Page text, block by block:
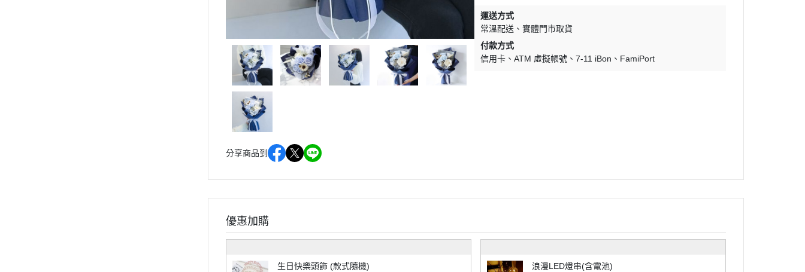
分享商品到
運送方式
常溫配送
實體門市取貨
付款方式
信用卡
ATM 虛擬帳號 7-11 iBon FamiPort
優惠加購
生日快樂頭飾 (款式隨機) 浪漫LED燈串(含電池)